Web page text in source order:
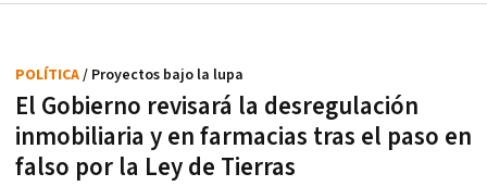
El Gobierno revisará la desregulación
inmobiliaria y en farmacias tras el paso en
falso por la Ley de Tierras
POLÍTICA/ Proyectos bajo la lupa